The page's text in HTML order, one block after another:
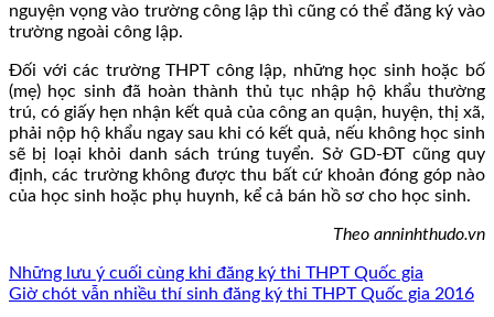
nguyện vọng vào trường công lập thì cũng có thể đăng ký vào
trường ngoài công lập.
Đối với các trường THPT công lập, những học sinh hoặc bố
(mẹ) học sinh đã hoàn thành thủ tục nhập hộ khẩu thường
trú, có giấy hẹn nhận kết quả của công an quận, huyện, thị xã,
phải nộp hộ khẩu ngay sau khi có kết quả, nếu không học sinh
sẽ bị loại khỏi danh sách trúng tuyển. Sở GD-ĐT cũng quy
định, các trường không được thu bất cứ khoản đóng góp nào
của học sinh hoặc phụ huynh, kể cả bán hồ sơ cho học sinh.
Theo anninhthudo.vn
Những lưu ý cuối cùng khi đăng ký thi THPT Quốc gia
Giờ chót vẫn nhiều thí sinh đăng ký thi THPT Quốc gia 2016